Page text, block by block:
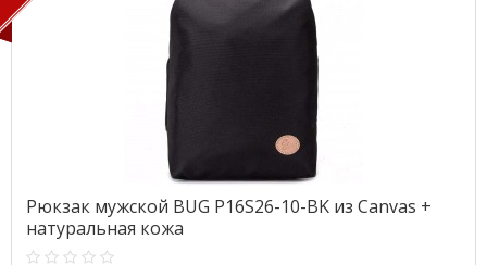
Рюкзак мужской BUG P16S26-10-BK из Canvas +
натуральная кожа